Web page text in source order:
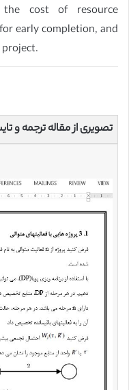
cost of resource
early completion, and
تصویری از مقاله ترجمه و